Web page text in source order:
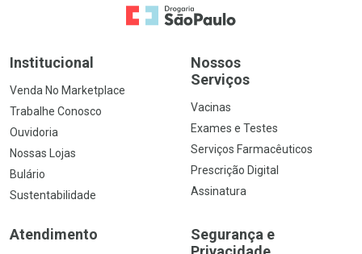
Ir para a Home
Institucional
Venda No Marketplace
Trabalhe Conosco
Ouvidoria
Nossas Lojas
Bulário
Sustentabilidade
Nossos
Serviços
Vacinas
Exames e Testes
Serviços Farmacêuticos
Prescrição Digital
Assinatura
Atendimento
Segurança e